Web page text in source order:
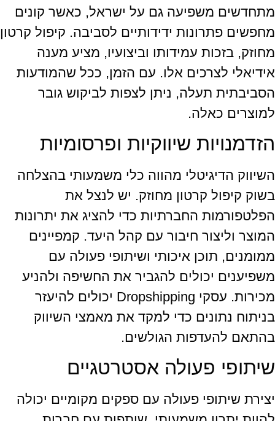
מתחדשים משפיעה גם על ישראל, כאשר קונים
מחפשים פתרונות ידידותיים לסביבה. קיפול קרטון
מחוזק, בזכות עמידותו וביצועיו, מציע מענה
אידיאלי לצרכים אלו. עם הזמן, ככל שהמודעות
הסביבתית תעלה, ניתן לצפות לביקוש גובר
למוצרים כאלה.
הזדמנויות שיווקיות ופרסומיות
השיווק הדיגיטלי מהווה כלי משמעותי בהצלחה
בשוק קיפול קרטון מחוזק. יש לנצל את
הפלטפורמות החברתיות כדי להציג את יתרונות
המוצר וליצור חיבור עם קהל היעד. קמפיינים
ממומנים, תוכן איכותי ושיתופי פעולה עם
משפיענים יכולים להגביר את החשיפה ולהניע
מכירות. עסקי Dropshipping יכולים להיעזר
בניתוח נתונים כדי למקד את מאמצי השיווק
בהתאם להעדפות הגולשים.
שיתופי פעולה אסטרטגיים
יצירת שיתופי פעולה עם ספקים מקומיים יכולה